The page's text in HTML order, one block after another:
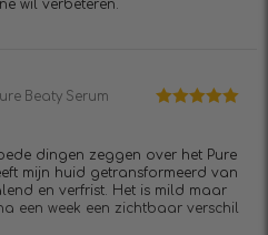
wil verbeteren.
Beaty Serum
dingen zeggen over het Pure
mijn huid getransformeerd van
en verfrist. Het is mild maar
een week een zichtbaar verschil